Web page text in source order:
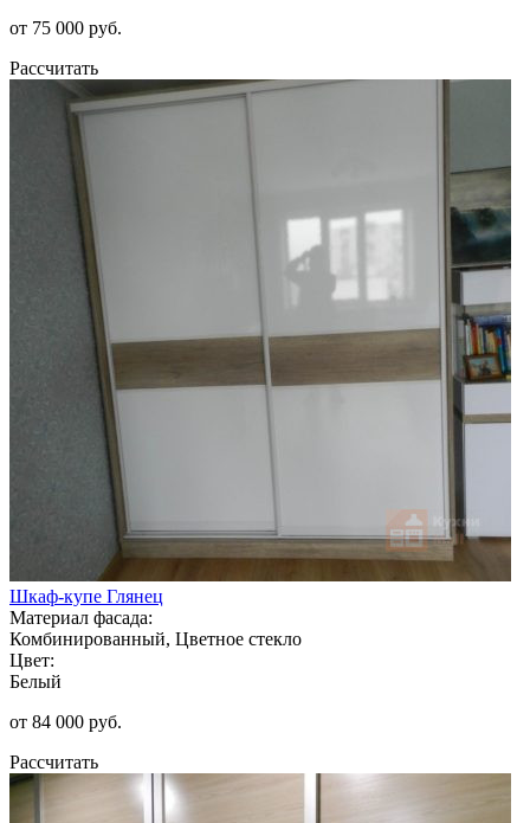
от 75 000 руб.
Рассчитать
Шкаф-купе Глянец
Материал фасада:
Комбинированный, Цветное стекло
Цвет:
Белый
от 84 000 руб.
Рассчитать